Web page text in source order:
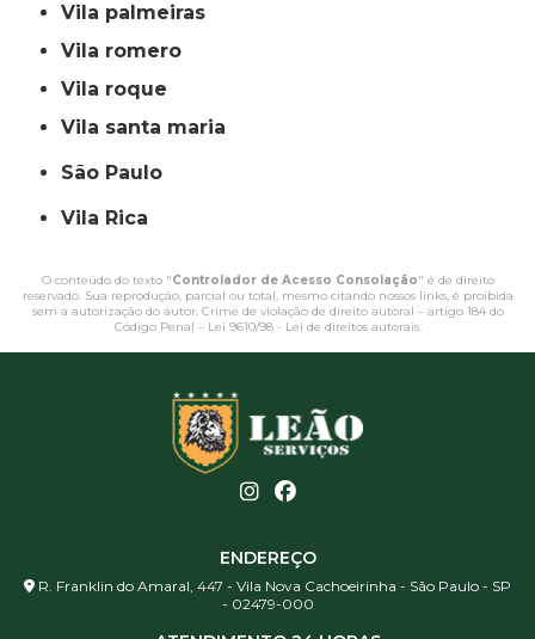
vila palmeiras
vila romero
vila roque
vila santa maria
São Paulo
Vila Rica
O conteúdo do texto "Controlador de Acesso Consolação" é de direito
reservado. Sua reprodução, parcial ou total, mesmo citando nossos links, é proibida
sem a autorização do autor. Crime de violação de direito autoral – artigo 184 do
Código Penal – Lei 9610/98 - Lei de direitos autorais.
ENDEREÇO
R. Franklin do Amaral, 447 - Vila Nova Cachoeirinha - São Paulo - SP
- 02479-000